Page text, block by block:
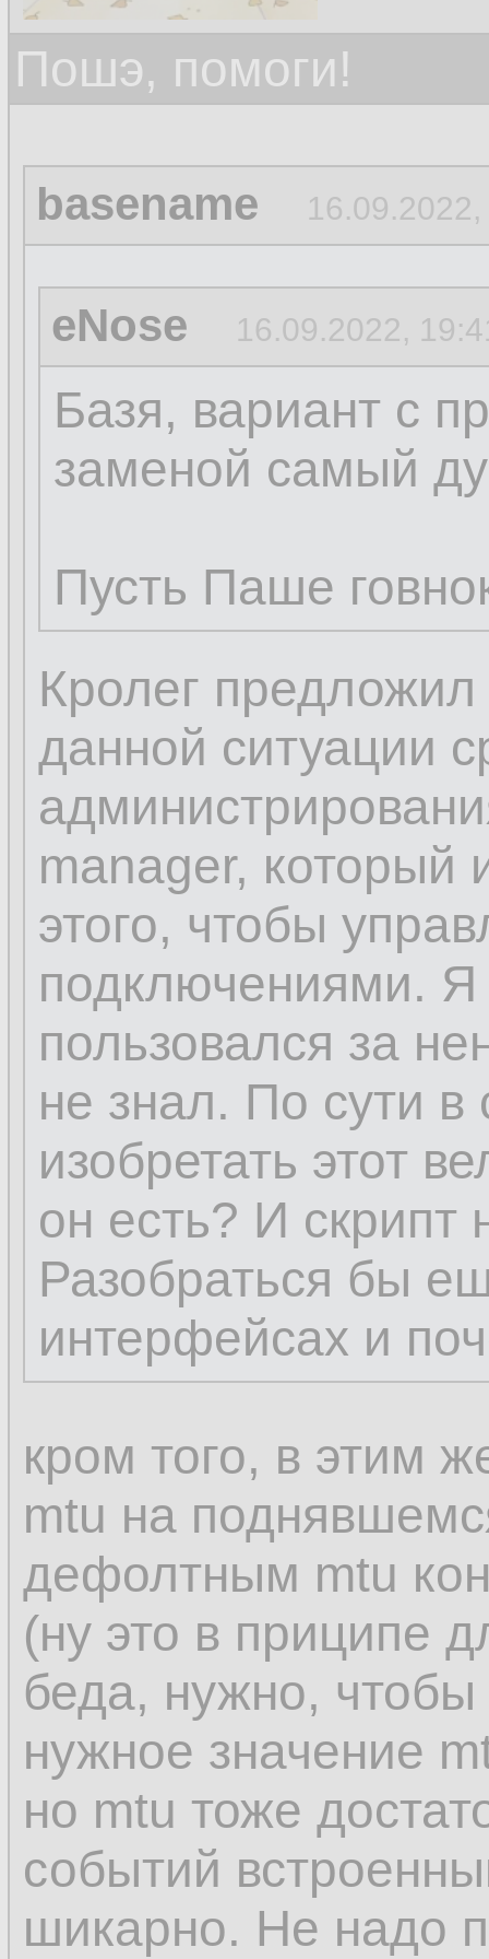
Пошэ, помоги!
basename
eNose 16.09.2022,
Базя, вариант с
заменой самый
Пусть Паше
Кролег
данной ситуации
manager, который
этого, чтобы
подключениями. Я
пользовался за
не знал. По сути в
изобретать этот
он есть? И скрипт
Разобраться бы
интерфейсах и
кром того, в этим
mtu на
дефолтным mtu
(ну это в приципе
беда, нужно,
нужное значение
но mtu тоже
событий
шикарно. Не надо